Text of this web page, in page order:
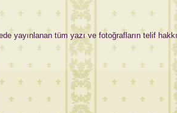
yayınlanan tüm yazı ve fotoğrafların telif